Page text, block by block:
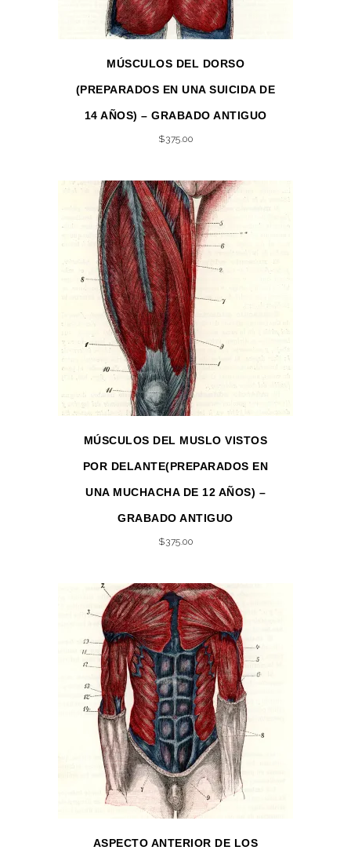
MÚSCULOS DEL DORSO
(PREPARADOS EN UNA SUICIDA DE
14 AÑOS) – GRABADO ANTIGUO
$375.00
MÚSCULOS DEL MUSLO VISTOS
POR DELANTE(PREPARADOS EN
UNA MUCHACHA DE 12 AÑOS) –
GRABADO ANTIGUO
$375.00
ASPECTO ANTERIOR DE LOS